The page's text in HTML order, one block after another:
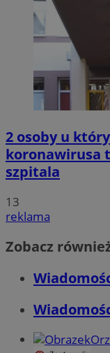
2 osoby u
koronawirusa
szpitala
13
reklama
Zobacz